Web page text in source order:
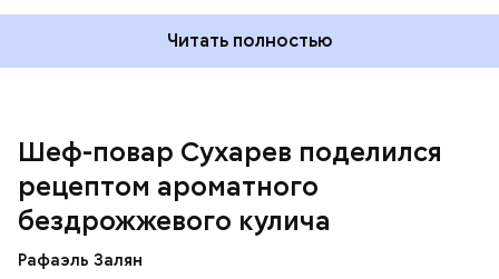
Читать полностью
Шеф-повар Сухарев поделился
рецептом ароматного
бездрожжевого кулича
Рафаэль Залян
— Этот вариант кулича не содержит дрожжей,
поэтому люди, которые любят сидеть на диете,